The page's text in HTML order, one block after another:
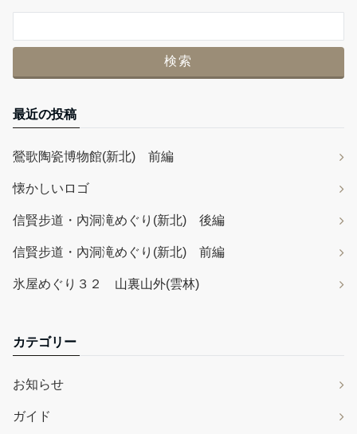
最近の投稿
鶯歌陶瓷博物館(新北) 前編
懐かしいロゴ
信賢步道・內洞滝めぐり(新北) 後編
信賢步道・內洞滝めぐり(新北) 前編
氷屋めぐり３２ 山裏山外(雲林)
カテゴリー
お知らせ
ガイド